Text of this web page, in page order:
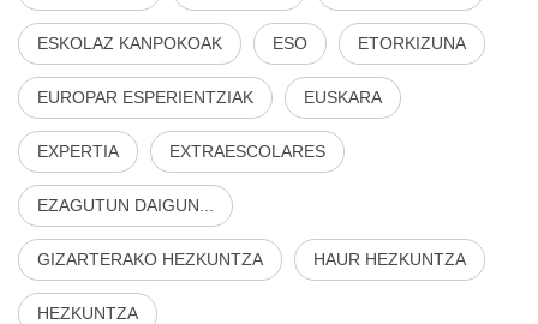
ESKOLAZ KANPOKOAK ESO ETORKIZUNA
EUROPAR ESPERIENTZIAK EUSKARA
EXPERTIA EXTRAESCOLARES
EZAGUTUN DAIGUN...
GIZARTERAKO HEZKUNTZA HAUR HEZKUNTZA
HEZKUNTZA